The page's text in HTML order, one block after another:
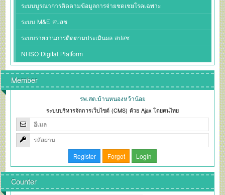
ระบบบูรณาการติดตามข้อมูลการจ่ายชดเชยโรคเฉพาะ
ระบบ M&E สปสช
ระบบรายงานการติดตามประเมินผล สปสช
NHSO Digital Platform
Member
รพ.สต.บ้านหนองหว้าน้อย
ระบบบริหารจัดการเว็บไซต์ (CMS) ด้วย Ajax โดยคนไทย
Counter